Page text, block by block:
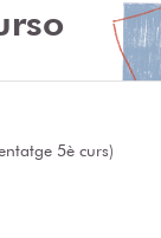
5è curs)